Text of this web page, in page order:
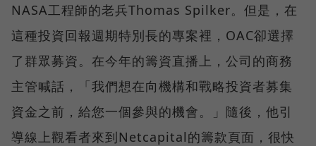
NASA工程師的老兵Thomas Spilker。但是，在
這種投資回報週期特別長的專案裡，OAC卻選擇
了群眾募資。在今年的籌資直播上，公司的商務
主管喊話，「我們想在向機構和戰略投資者募集
資金之前，給您一個參與的機會。」隨後，他引
導線上觀看者來到Netcapital的籌款頁面，很快